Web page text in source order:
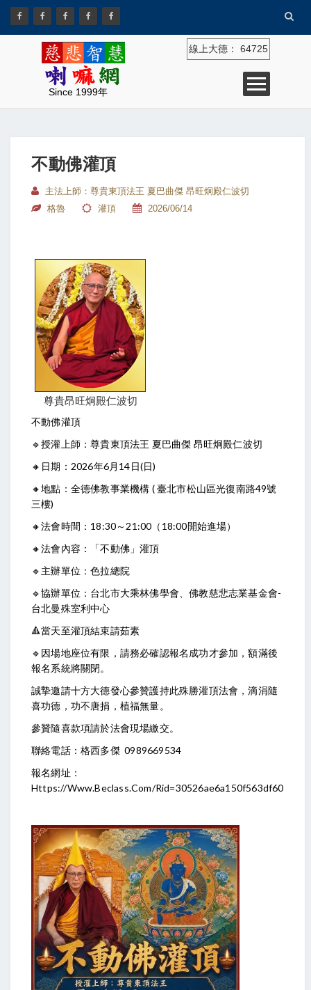
Since 1999年
線上大德： 64725
不動佛灌頂
主法上師：尊貴東頂法王 夏巴曲傑 昂旺炯殿仁波切
格魯
灌頂 2026/06/14
尊貴昂旺炯殿仁波切
不動佛灌頂
🔹授灌上師：尊貴東頂法王 夏巴曲傑 昂旺炯殿仁波切
🔸日期：2026年6月14日(日)
🔸地點：全德佛教事業機構 ( 臺北市松山區光復南路49號
三樓)
🔸法會時間：18:30～21:00（18:00開始進場）
🔸法會內容：「不動佛」灌頂
🔹主辦單位：色拉總院
🔹協辦單位：台北市大乘林佛學會、佛教慈悲志業基金會-
台北曼殊室利中心
🔺當天至灌頂結束請茹素
🔹因場地座位有限，請務必確認報名成功才參加，額滿後
報名系統將關閉。
誠摯邀請十方大德發心參贊護持此殊勝灌頂法會，滴涓隨
喜功德，功不唐捐，植福無量。
參贊隨喜款項請於法會現場繳交。
聯絡電話：格西多傑 0989669534
報名網址：
Https://www.beclass.com/rid=30526ae6a150f563df60